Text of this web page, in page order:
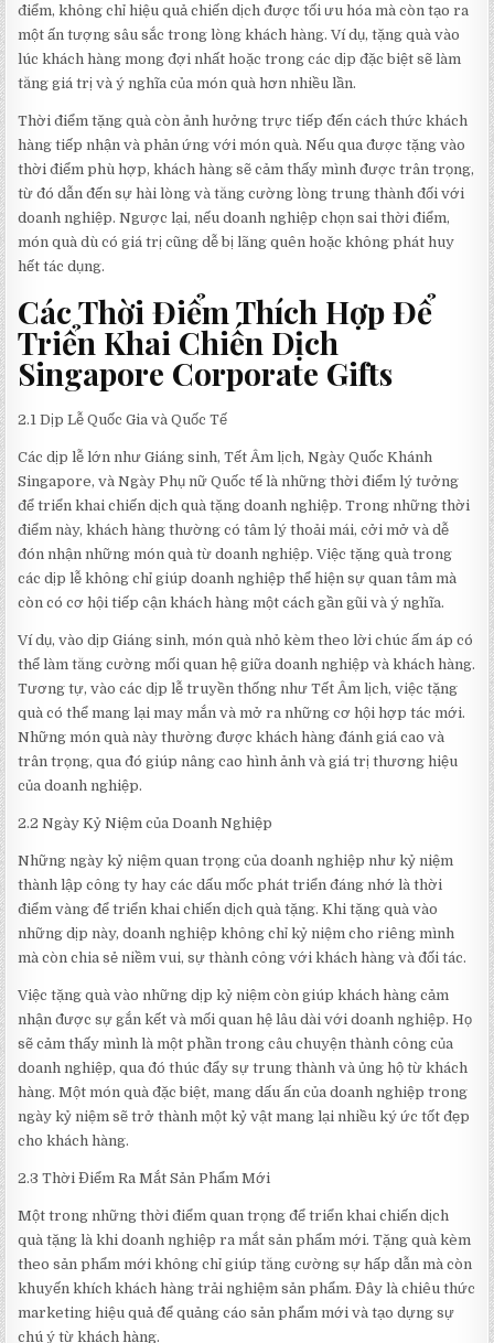
điểm, không chỉ hiệu quả chiến dịch được tối ưu hóa mà còn tạo ra
một ấn tượng sâu sắc trong lòng khách hàng. Ví dụ, tặng quà vào
lúc khách hàng mong đợi nhất hoặc trong các dịp đặc biệt sẽ làm
tăng giá trị và ý nghĩa của món quà hơn nhiều lần.
Thời điểm tặng quà còn ảnh hưởng trực tiếp đến cách thức khách
hàng tiếp nhận và phản ứng với món quà. Nếu qua được tặng vào
thời điểm phù hợp, khách hàng sẽ cảm thấy mình được trân trọng,
từ đó dẫn đến sự hài lòng và tăng cường lòng trung thành đối với
doanh nghiệp. Ngược lại, nếu doanh nghiệp chọn sai thời điểm,
món quà dù có giá trị cũng dễ bị lãng quên hoặc không phát huy
hết tác dụng.
Các Thời Điểm Thích Hợp Để
Triển Khai Chiến Dịch
Singapore Corporate Gifts
2.1 Dịp Lễ Quốc Gia và Quốc Tế
Các dịp lễ lớn như Giáng sinh, Tết Âm lịch, Ngày Quốc Khánh
Singapore, và Ngày Phụ nữ Quốc tế là những thời điểm lý tưởng
để triển khai chiến dịch quà tặng doanh nghiệp. Trong những thời
điểm này, khách hàng thường có tâm lý thoải mái, cởi mở và dễ
đón nhận những món quà từ doanh nghiệp. Việc tặng quà trong
các dịp lễ không chỉ giúp doanh nghiệp thể hiện sự quan tâm mà
còn có cơ hội tiếp cận khách hàng một cách gần gũi và ý nghĩa.
Ví dụ, vào dịp Giáng sinh, món quà nhỏ kèm theo lời chúc ấm áp có
thể làm tăng cường mối quan hệ giữa doanh nghiệp và khách hàng.
Tương tự, vào các dịp lễ truyền thống như Tết Âm lịch, việc tặng
quà có thể mang lại may mắn và mở ra những cơ hội hợp tác mới.
Những món quà này thường được khách hàng đánh giá cao và
trân trọng, qua đó giúp nâng cao hình ảnh và giá trị thương hiệu
của doanh nghiệp.
2.2 Ngày Kỷ Niệm của Doanh Nghiệp
Những ngày kỷ niệm quan trọng của doanh nghiệp như kỷ niệm
thành lập công ty hay các dấu mốc phát triển đáng nhớ là thời
điểm vàng để triển khai chiến dịch quà tặng. Khi tặng quà vào
những dịp này, doanh nghiệp không chỉ kỷ niệm cho riêng mình
mà còn chia sẻ niềm vui, sự thành công với khách hàng và đối tác.
Việc tặng quà vào những dịp kỷ niệm còn giúp khách hàng cảm
nhận được sự gắn kết và mối quan hệ lâu dài với doanh nghiệp. Họ
sẽ cảm thấy mình là một phần trong câu chuyện thành công của
doanh nghiệp, qua đó thúc đẩy sự trung thành và ủng hộ từ khách
hàng. Một món quà đặc biệt, mang dấu ấn của doanh nghiệp trong
ngày kỷ niệm sẽ trở thành một kỷ vật mang lại nhiều ký ức tốt đẹp
cho khách hàng.
2.3 Thời Điểm Ra Mắt Sản Phẩm Mới
Một trong những thời điểm quan trọng để triển khai chiến dịch
quà tặng là khi doanh nghiệp ra mắt sản phẩm mới. Tặng quà kèm
theo sản phẩm mới không chỉ giúp tăng cường sự hấp dẫn mà còn
khuyến khích khách hàng trải nghiệm sản phẩm. Đây là chiêu thức
marketing hiệu quả để quảng cáo sản phẩm mới và tạo dựng sự
chú ý từ khách hàng.